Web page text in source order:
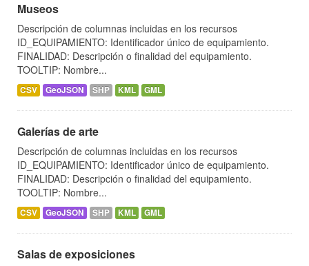
Museos
Descripción de columnas incluidas en los recursos
ID_EQUIPAMIENTO: Identificador único de equipamiento.
FINALIDAD: Descripción o finalidad del equipamiento.
TOOLTIP: Nombre...
CSV GeoJSON SHP KML GML
Galerías de arte
Descripción de columnas incluidas en los recursos
ID_EQUIPAMIENTO: Identificador único de equipamiento.
FINALIDAD: Descripción o finalidad del equipamiento.
TOOLTIP: Nombre...
CSV GeoJSON SHP KML GML
Salas de exposiciones